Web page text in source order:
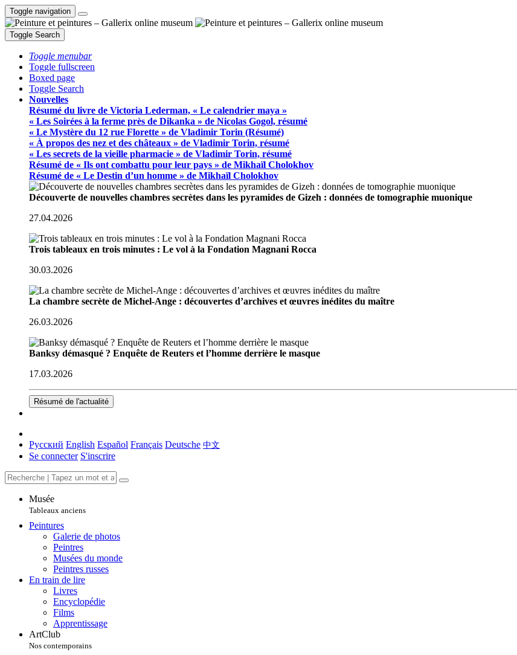
Toggle navigation
Toggle Search
Toggle menubar
Toggle fullscreen
Boxed page
Toggle Search
Nouvelles
Résumé du livre de Victoria Lederman, « Le calendrier maya »
« Les Soirées à la ferme près de Dikanka » de Nicolas Gogol, résumé
« Le Mystère du 12 rue Florette » de Vladimir Torin (Résumé)
« À propos des nez et des châteaux » de Vladimir Torin, résumé
« Les secrets de la vieille pharmacie » de Vladimir Torin, résumé
Résumé de « Ils ont combattu pour leur pays » de Mikhaïl Cholokhov
Résumé de « Le Destin d’un homme » de Mikhaïl Cholokhov
Découverte de nouvelles chambres secrètes dans les pyramides de Gizeh : données de tomographie muonique
27.04.2026
Trois tableaux en trois minutes : Le vol à la Fondation Magnani Rocca
30.03.2026
La chambre secrète de Michel-Ange : découvertes d’archives et œuvres inédites du maître
26.03.2026
Banksy démasqué ? Enquête de Reuters et l’homme derrière le masque
17.03.2026
Résumé de l'actualité
Русский English Español Français Deutsche 中文
Se connecter S'inscrire
Musée
Tableaux anciens
Peintures
Galerie de photos
Peintres
Musées du monde
Peintres russes
En train de lire
Livres
Encyclopédie
Films
Apprentissage
ArtClub
Nos contemporains